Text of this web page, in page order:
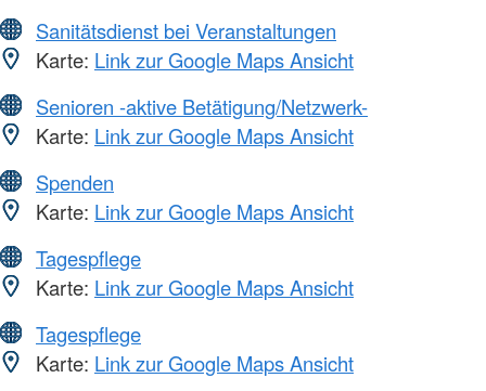
Sanitätsdienst bei Veranstaltungen
Karte: Link zur Google Maps Ansicht
Senioren -aktive Betätigung/Netzwerk-
Karte: Link zur Google Maps Ansicht
Spenden
Karte: Link zur Google Maps Ansicht
Tagespflege
Karte: Link zur Google Maps Ansicht
Tagespflege
Karte: Link zur Google Maps Ansicht